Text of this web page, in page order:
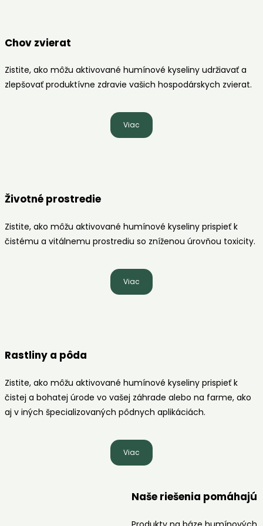
Chov zvierat
Zistite, ako môžu aktivované humínové kyseliny udržiavať a
zlepšovať produktívne zdravie vašich hospodárskych zvierat.
Viac
Životné prostredie
Zistite, ako môžu aktivované humínové kyseliny prispieť k
čistému a vitálnemu prostrediu so zníženou úrovňou toxicity.
Viac
Rastliny a pôda
Zistite, ako môžu aktivované humínové kyseliny prispieť k
čistej a bohatej úrode vo vašej záhrade alebo na farme, ako
aj v iných špecializovaných pôdnych aplikáciách.
Viac
Naše riešenia pomáhajú